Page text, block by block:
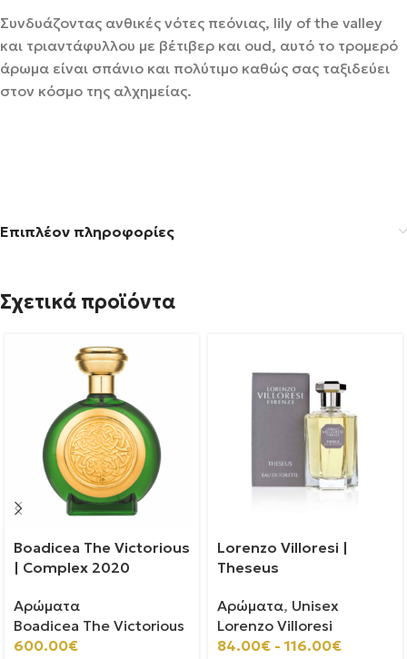
Συνδυάζοντας ανθικές νότες πεόνιας, lily of the valley
και τριαντάφυλλου με βέτιβερ και oud, αυτό το τρομερό
άρωμα είναι σπάνιο και πολύτιμο καθώς σας ταξιδεύει
στον κόσμο της αλχημείας.
Επιπλέον πληροφορίες
Σχετικά προϊόντα
Boadicea The Victorious
| Complex 2020
Αρώματα
Boadicea The Victorious
600.00€
Lorenzo Villoresi |
Theseus
Αρώματα, Unisex
Lorenzo Villoresi
84.00€ - 116.00€